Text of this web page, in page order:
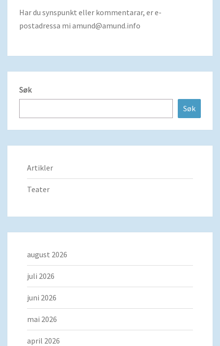
Har du synspunkt eller kommentarar, er e-
postadressa mi amund@amund.info
Søk
Søk
Artikler
Teater
august 2026
juli 2026
juni 2026
mai 2026
april 2026